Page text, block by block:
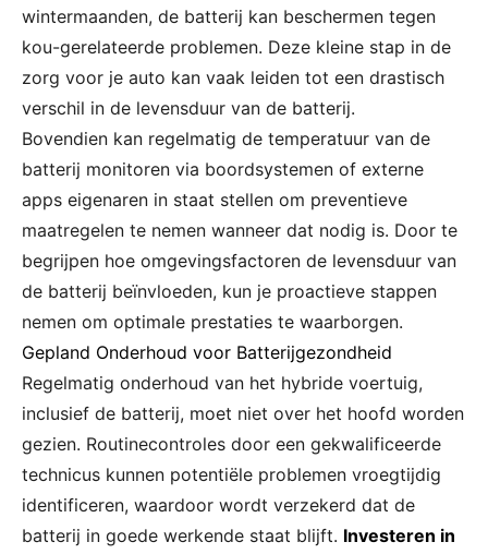
wintermaanden, de batterij kan beschermen tegen
kou-gerelateerde problemen. Deze kleine stap in de
zorg voor je auto kan vaak leiden tot een drastisch
verschil in de levensduur van de batterij.
Bovendien kan regelmatig de temperatuur van de
batterij monitoren via boordsystemen of externe
apps eigenaren in staat stellen om preventieve
maatregelen te nemen wanneer dat nodig is. Door te
begrijpen hoe omgevingsfactoren de levensduur van
de batterij beïnvloeden, kun je proactieve stappen
nemen om optimale prestaties te waarborgen.
Gepland Onderhoud voor Batterijgezondheid
Regelmatig onderhoud van het hybride voertuig,
inclusief de batterij, moet niet over het hoofd worden
gezien. Routinecontroles door een gekwalificeerde
technicus kunnen potentiële problemen vroegtijdig
identificeren, waardoor wordt verzekerd dat de
batterij in goede werkende staat blijft. Investeren in